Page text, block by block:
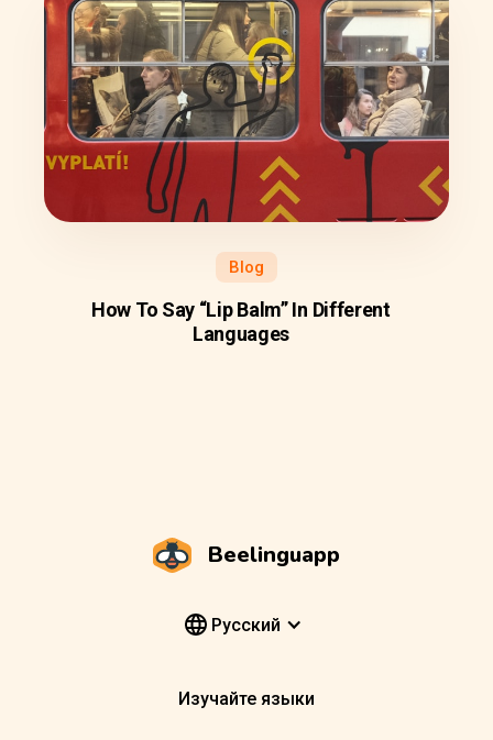
Blog
How To Say “Lip Balm” In Different
Languages
Beelinguapp
Pусский
Изучайте языки